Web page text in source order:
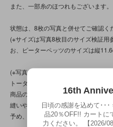
また、一部糸のほつれもございます。
状態は、8枚の写真と併せてご確認く
(※サイズは写真8枚目のサイズ検証用
お、ピーターペッツのサイズは縦
(※写真は、光の当たり方によって見え
トータル的に判断頂けると幸いです。
商品の特性/性質上、上記の問題以前
縫いや玉止め等に“甘さ/曖昧”差が見
予め、ご了承くださいませ。)
16th
日頃の感謝を込めて･･
品20％OFF!! カートに
力ください。 【2026/